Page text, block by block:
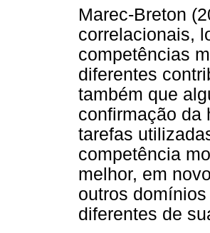
Marec-Breton
correlacionais,
competências
diferentes
também que
confirmação da
tarefas
competência
melhor, em
outros
diferentes de